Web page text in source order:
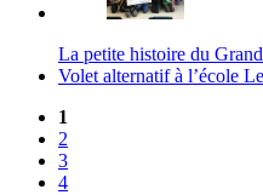
La petite histoire du
Volet alternatif à l’école
1
2
3
4